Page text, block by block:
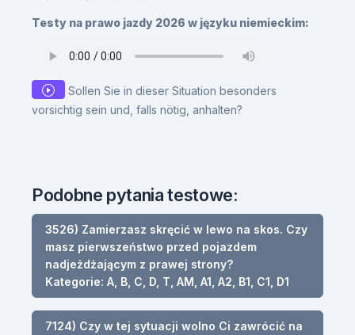
Testy na prawo jazdy 2026 w języku niemieckim:
Sollen Sie in dieser Situation besonders
vorsichtig sein und, falls nötig, anhalten?
Podobne pytania testowe:
3526) Zamierzasz skręcić w lewo na skos. Czy
masz pierwszeństwo przed pojazdem
nadjeżdżającym z prawej strony?
Kategorie: A, B, C, D, T, AM, A1, A2, B1, C1, D1
7124) Czy w tej sytuacji wolno Ci zawrócić na